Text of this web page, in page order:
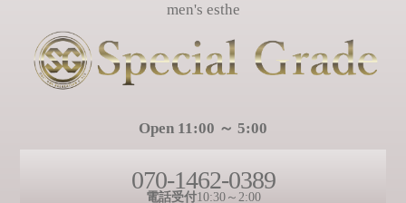
men's esthe
Open 11:00 ～ 5:00
070-1462-0389
電話受付10:30～2:00